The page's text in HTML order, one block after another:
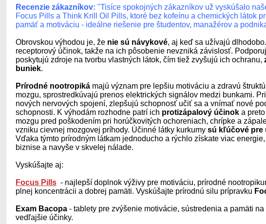
Recenzie zákazníkov: "Tisíce spokojných zákazníkov už vyskúšalo
Focus Pills a Think Krill Oil Pills, ktoré bez kofeínu a chemických látok
pamäť a motiváciu - ideálne riešenie pre študentov, manažérov a
Obrovskou výhodou je, že nie sú návykové, aj keď sa užívajú
receptorový účinok, takže na ich pôsobenie nevzniká závislosť.
poskytujú zdroje na tvorbu vlastných látok, čím tiež zvyšujú ich ochranu,
buniek.
Prírodné nootropiká majú význam pre lepšiu motiváciu a zdravú
mozgu, sprostredkúvajú prenos elektrických signálov medzi bunkami.
nových nervových spojení, zlepšujú schopnosť učiť sa a vnímať nové
schopnosti. K výhodám rozhodne patrí ich protizápalový účinok a
mozgu pred poškodením pri horúčkovitých ochoreniach, chrípke a
vzniku cievnej mozgovej príhody. Účinné látky kurkumy sú kľúčové pre
Vďaka týmto prírodným látkam jednoducho a rýchlo získate viac
biznise a navyše v skvelej nálade.
Vyskúšajte aj:
Focus Pills - najlepší doplnok výživy pre motiváciu, prírodné
plnej koncentrácii a dobrej pamäti. Vyskúšajte prírodnú silu prípravku
Exam Bacopa - tablety pre zvýšenie motivácie, sústredenia a pamäti
vedľajšie účinky.